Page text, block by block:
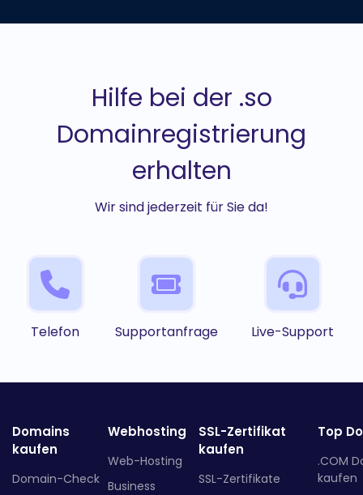
Hilfe bei der .so
Domainregistrierung
erhalten
Wir sind jederzeit für Sie da!
Telefon Supportanfrage Live-Support
Domains
kaufen
Domain-Check
Webhosting
Web-Hosting
Business
SSL-Zertifikat
kaufen
SSL-Zertifikate
Top
.COM
kaufen